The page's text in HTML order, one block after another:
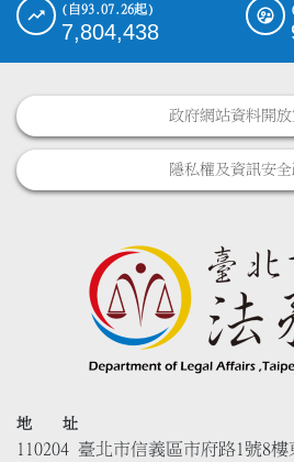
(自93.07.26起)
7,804,438
政府網站資料開
隱私權及資訊安
地 址
110204 臺北市信義區市府路1號8樓